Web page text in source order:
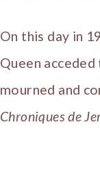
On this day in
Queen
mourned and
Chroniques de